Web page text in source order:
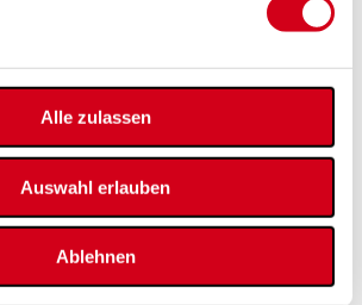
Alle zulassen
Auswahl erlauben
Ablehnen